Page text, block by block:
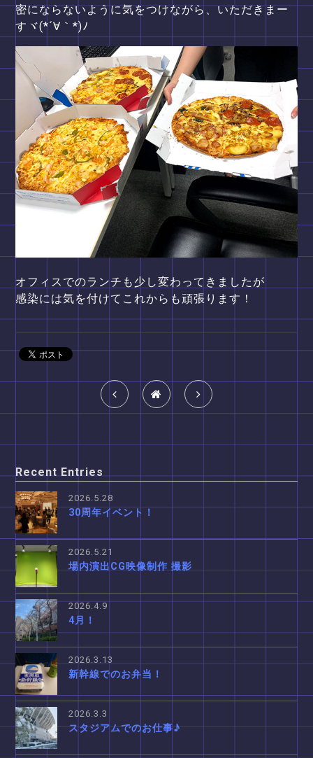
密にならないように気をつけながら、いただきまー
すヾ(*´∀｀*)ﾉ
オフィスでのランチも少し変わってきましたが
感染には気を付けてこれからも頑張ります！
Recent Entries
2026.5.28
30周年イベント！
2026.5.21
場内演出CG映像制作 撮影
2026.4.9
4月！
2026.3.13
新幹線でのお弁当！
2026.3.3
スタジアムでのお仕事♪